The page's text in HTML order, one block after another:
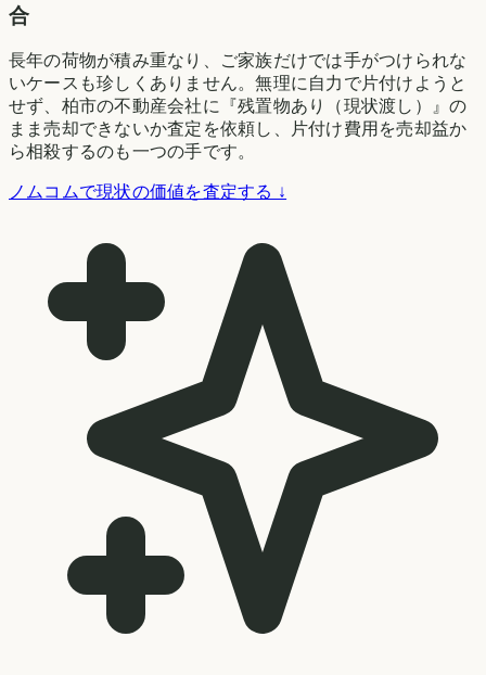
合
長年の荷物が積み重なり、ご家族だけでは手がつけられな
いケースも珍しくありません。無理に自力で片付けようと
せず、柏市の不動産会社に『残置物あり（現状渡し）』の
まま売却できないか査定を依頼し、片付け費用を売却益か
ら相殺するのも一つの手です。
ノムコムで現状の価値を査定する ↓